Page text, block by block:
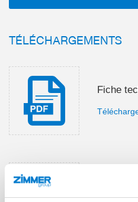
TÉLÉCHARGEMENTS
Fiche